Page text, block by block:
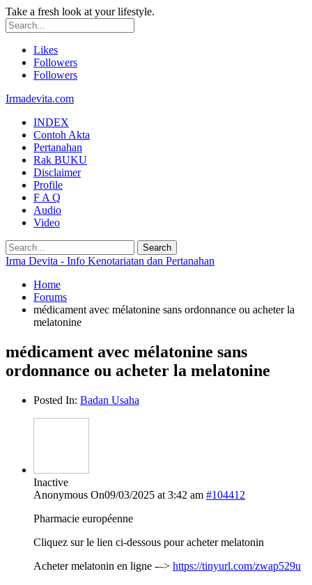
Take a fresh look at your lifestyle.
Likes
Followers
Followers
Irmadevita.com
INDEX
Contoh Akta
Pertanahan
Rak BUKU
Disclaimer
Profile
F A Q
Audio
Video
Irma Devita - Info Kenotariatan dan Pertanahan
Home
Forums
médicament avec mélatonine sans ordonnance ou acheter la
melatonine
médicament avec mélatonine sans
ordonnance ou acheter la melatonine
Posted In: Badan Usaha
Inactive
Anonymous On09/03/2025 at 3:42 am #104412
Pharmacie européenne
Cliquez sur le lien ci-dessous pour acheter melatonin
Acheter melatonin en ligne -–> https://tinyurl.com/zwap529u